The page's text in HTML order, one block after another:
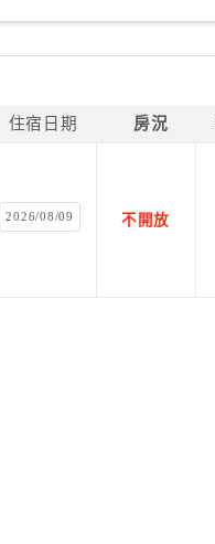
住宿日期 房況
2026/08/09 不開放